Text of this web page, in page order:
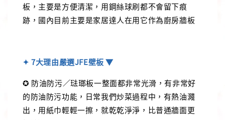
板，主要是方便清潔，用鋼絲球刷都不會留下痕
跡，國內目前主要是家居達人在用它作為廚房牆板
✦ 7大理由嚴選JFE壁板 ▼
✪ 防油防污／琺瑯板一整面都非常光滑，有非常好
的防油防污功能，日常我們炒菜過程中，有熱油濺
出，用紙巾輕輕一擦，就乾乾淨淨，比普通牆面更